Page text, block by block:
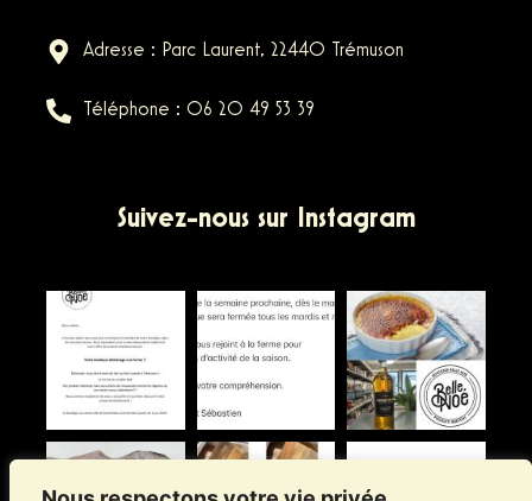
Adresse : Parc Laurent, 22440 Trémuson
Téléphone : 06 20 49 53 39
Suivez-nous sur Instagram